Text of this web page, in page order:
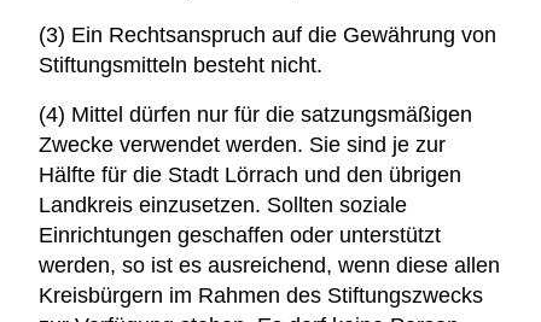
(3) Ein Rechtsanspruch auf die Gewährung von
Stiftungsmitteln besteht nicht.
(4) Mittel dürfen nur für die satzungsmäßigen
Zwecke verwendet werden. Sie sind je zur
Hälfte für die Stadt Lörrach und den übrigen
Landkreis einzusetzen. Sollten soziale
Einrichtungen geschaffen oder unterstützt
werden, so ist es ausreichend, wenn diese allen
Kreisbürgern im Rahmen des Stiftungszwecks